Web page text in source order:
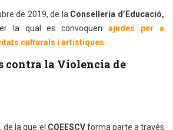
de 2019, de la Conselleria d’Educació,
la qual es convoquenajudes per a
culturals i artístiques.
contra la Violencia de
, de la que el COEESCVforma parte a través